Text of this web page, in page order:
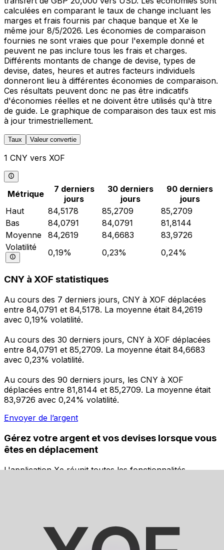
calculées en comparant le taux de change incluant les
marges et frais fournis par chaque banque et Xe le
même jour 8/5/2026. Les économies de comparaison
fournies ne sont vraies que pour l'exemple donné et
peuvent ne pas inclure tous les frais et charges.
Différents montants de change de devise, types de
devise, dates, heures et autres facteurs individuels
donneront lieu à différentes économies de comparaison.
Ces résultats peuvent donc ne pas être indicatifs
d'économies réelles et ne doivent être utilisés qu'à titre
de guide. Le graphique de comparaison des taux est mis
à jour trimestriellement.
Taux Valeur convertie
1 CNY vers XOF
Métrique
7 derniers
jours
30 derniers
jours
90 derniers
jours
Haut
84,5178 85,2709
85,2709
Bas
84,0791 84,0791
81,8144
Moyenne
84,2619 84,6683
83,9726
Volatilité
0,19% 0,23% 0,24%
CNY à XOF statistiques
Au cours des 7 derniers jours, CNY à XOF déplacées
entre 84,0791 et 84,5178. La moyenne était 84,2619
avec 0,19% volatilité.
Au cours des 30 derniers jours, CNY à XOF déplacées
entre 84,0791 et 85,2709. La moyenne était 84,6683
avec 0,23% volatilité.
Au cours des 90 derniers jours, les CNY à XOF
déplacées entre 81,8144 et 85,2709. La moyenne était
83,9726 avec 0,24% volatilité.
Envoyer de l’argent
Gérez votre argent et vos devises lorsque vous
êtes en déplacement
L'application Xe réunit toutes les fonctionnalités